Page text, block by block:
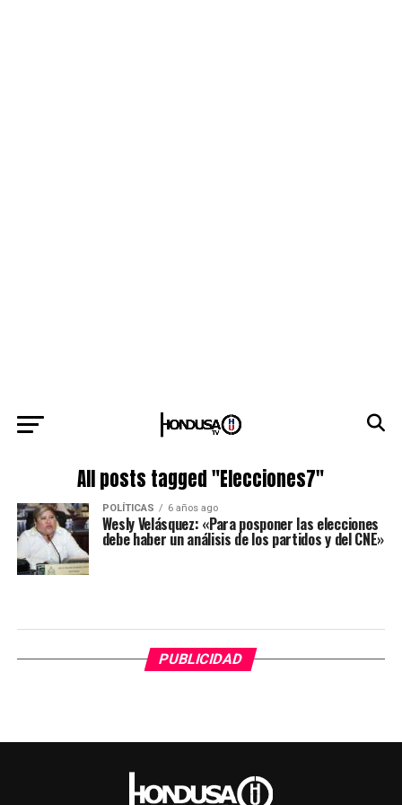
All posts tagged "Elecciones7"
POLÍTICAS 6 años ago
Wesly Velásquez: «Para posponer las elecciones
debe haber un análisis de los partidos y del CNE»
PUBLICIDAD